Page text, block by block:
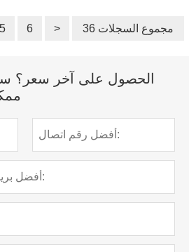
5 6 > 36 مجموع السجلات
الحصول على آخر سعر؟
ممكن